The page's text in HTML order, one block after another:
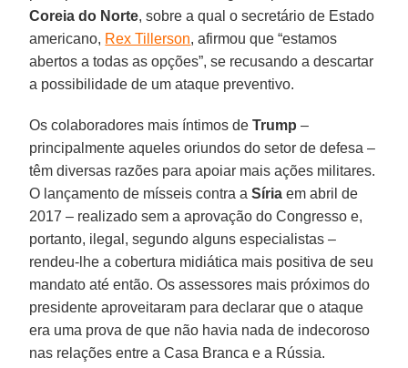
Coreia do Norte, sobre a qual o secretário de Estado
americano, Rex Tillerson, afirmou que “estamos
abertos a todas as opções”, se recusando a descartar
a possibilidade de um ataque preventivo.
Os colaboradores mais íntimos deTrump –
principalmente aqueles oriundos do setor de defesa –
têm diversas razões para apoiar mais ações militares.
O lançamento de mísseis contra aSíria em abril de
2017 – realizado sem a aprovação do Congresso e,
portanto, ilegal, segundo alguns especialistas –
rendeu-lhe a cobertura midiática mais positiva de seu
mandato até então. Os assessores mais próximos do
presidente aproveitaram para declarar que o ataque
era uma prova de que não havia nada de indecoroso
nas relações entre a Casa Branca e a Rússia.